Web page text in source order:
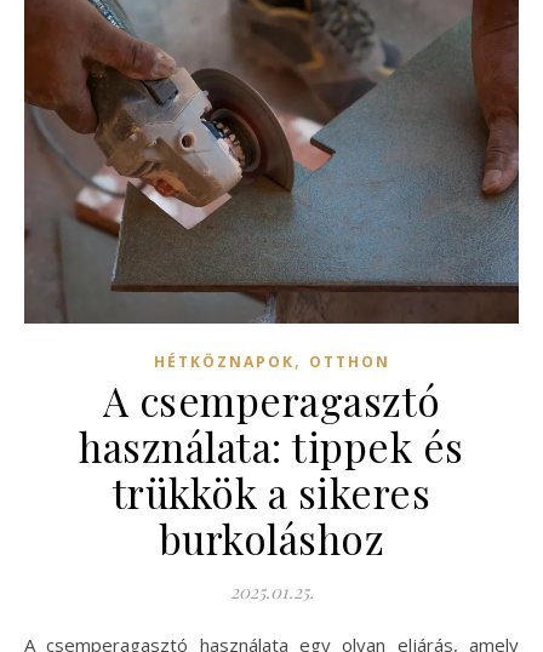
HÉTKÖZNAPOK, OTTHON
A csemperagasztó
használata: tippek és
trükkök a sikeres
burkoláshoz
2025.01.25.
A csemperagasztó használata egy olyan eljárás, amely